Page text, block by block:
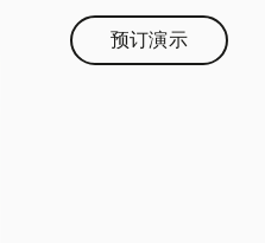
预订演示Link Opens in